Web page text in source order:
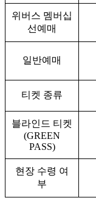
위버스 멤버십
선예매
일반예매
티켓 종류
블라인드 티켓
(GREEN
PASS)
현장 수령 여
부